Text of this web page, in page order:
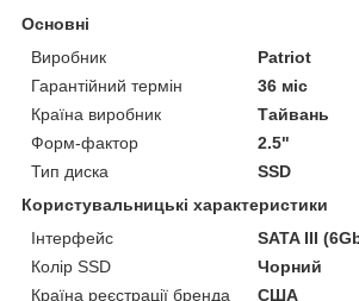
Основні
Виробник
Patriot
Гарантійний термін
36 міс
Країна виробник
Тайвань
Форм-фактор
2.5"
Тип диска
SSD
Користувальницькі характеристики
Інтерфейс
SATA III
Колір SSD
Чорний
Країна реєстрації бренда
США